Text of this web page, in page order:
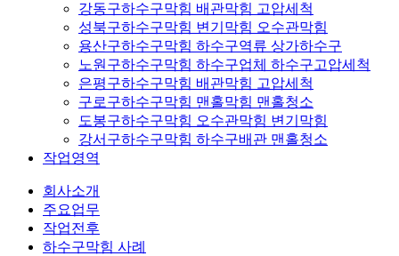
강동구하수구막힘 배관막힘 고압세척
성북구하수구막힘 변기막힘 오수관막힘
용산구하수구막힘 하수구역류 상가하수구
노원구하수구막힘 하수구업체 하수구고압세척
은평구하수구막힘 배관막힘 고압세척
구로구하수구막힘 맨홀막힘 맨홀청소
도봉구하수구막힘 오수관막힘 변기막힘
강서구하수구막힘 하수구배관 맨홀청소
작업영역
회사소개
주요업무
작업전후
하수구막힘 사례